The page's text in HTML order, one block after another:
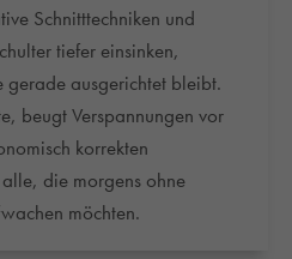
Schnitttechniken und
tiefer einsinken,
ausgerichtet bleibt.
beugt Verspannungen vor
korrekten
die morgens ohne
möchten.